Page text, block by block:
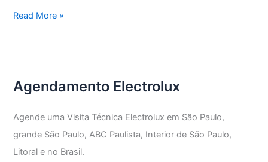
Assistência
Baixo
Read More »
Agendamento Electrolux
Agende uma Visita Técnica Electrolux em São Paulo,
grande São Paulo, ABC Paulista, Interior de São Paulo,
Litoral e no Brasil.